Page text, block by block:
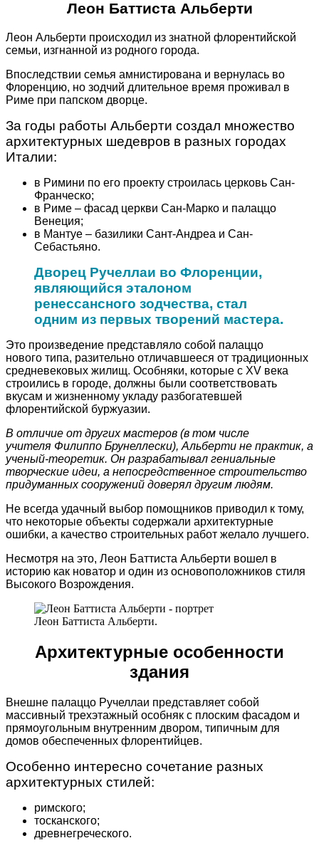
Леон Баттиста Альберти
Леон Альберти происходил из знатной флорентийской
семьи, изгнанной из родного города.
Впоследствии семья амнистирована и вернулась во
Флоренцию, но зодчий длительное время проживал в
Риме при папском дворце.
За годы работы Альберти создал множество
архитектурных шедевров в разных городах
Италии:
в Римини по его проекту строилась церковь Сан-
Франческо;
в Риме – фасад церкви Сан-Марко и палаццо
Венеция;
в Мантуе – базилики Сант-Андреа и Сан-
Себастьяно.
Дворец Ручеллаи во Флоренции,
являющийся эталоном
ренессансного зодчества, стал
одним из первых творений мастера.
Это произведение представляло собой палаццо
нового типа, разительно отличавшееся от традиционных
средневековых жилищ. Особняки, которые с XV века
строились в городе, должны были соответствовать
вкусам и жизненному укладу разбогатевшей
флорентийской буржуазии.
В отличие от других мастеров (в том числе
учителя Филиппо Брунеллески), Альберти не практик, а
ученый-теоретик. Он разрабатывал гениальные
творческие идеи, а непосредственное строительство
придуманных сооружений доверял другим людям.
Не всегда удачный выбор помощников приводил к тому,
что некоторые объекты содержали архитектурные
ошибки, а качество строительных работ желало лучшего.
Несмотря на это, Леон Баттиста Альберти вошел в
историю как новатор и один из основоположников стиля
Высокого Возрождения.
Леон Баттиста Альберти.
Архитектурные особенности
здания
Внешне палаццо Ручеллаи представляет собой
массивный трехэтажный особняк с плоским фасадом и
прямоугольным внутренним двором, типичным для
домов обеспеченных флорентийцев.
Особенно интересно сочетание разных
архитектурных стилей:
римского;
тосканского;
древнегреческого.